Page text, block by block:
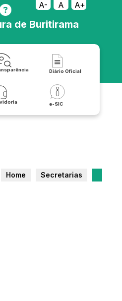
A- A A+
de Buritirama
Diário Oficial
e-SIC
Home Secretarias